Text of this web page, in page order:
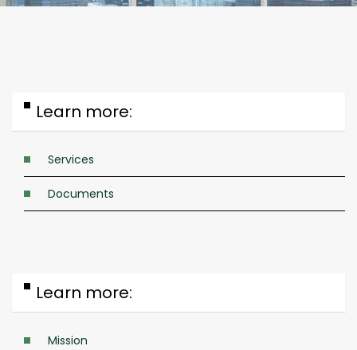
Learn more:
Services
Documents
Learn more:
Mission